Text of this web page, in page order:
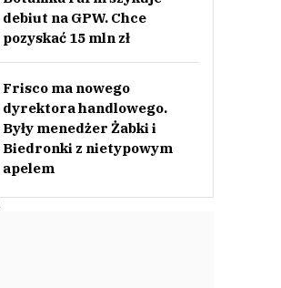
debiut na GPW. Chce
pozyskać 15 mln zł
Frisco ma nowego
dyrektora handlowego.
Były menedżer Żabki i
Biedronki z nietypowym
apelem